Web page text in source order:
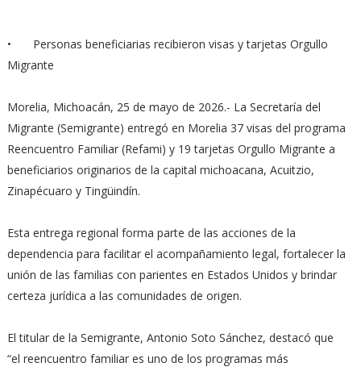
•
Personas beneficiarias recibieron visas y tarjetas Orgullo
Migrante
Morelia, Michoacán, 25 de mayo de 2026.- La Secretaría del
Migrante (Semigrante) entregó en Morelia 37 visas del programa
Reencuentro Familiar (Refami) y 19 tarjetas Orgullo Migrante a
beneficiarios originarios de la capital michoacana, Acuitzio,
Zinapécuaro y Tingüindín.
Esta entrega regional forma parte de las acciones de la
dependencia para facilitar el acompañamiento legal, fortalecer la
unión de las familias con parientes en Estados Unidos y brindar
certeza jurídica a las comunidades de origen.
El titular de la Semigrante, Antonio Soto Sánchez, destacó que
“el reencuentro familiar es uno de los programas más